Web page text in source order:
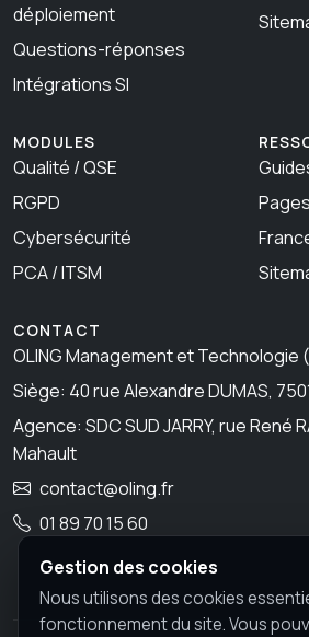
déploiement
Questions-réponses
Intégrations SI
MODULES
Qualité / QSE
RGPD
Cybersécurité
PCA / ITSM
CONTACT
OLING Management et Technologie
Siège: 40 rue Alexandre DUMAS,
Agence: SDC SUD JARRY, rue René
Mahault
contact@oling.fr
01 89 70 15 60
Gestion des cookies
Nous utilisons des cookies
fonctionnement du site. Vous